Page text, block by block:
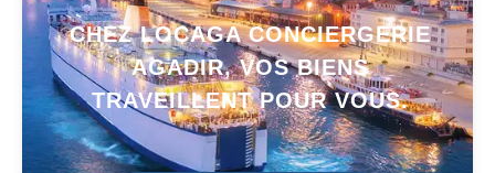
CHEZ LOCAGA CONCIERGERIE
AGADIR, VOS BIENS
TRAVEILLENT POUR VOUS.